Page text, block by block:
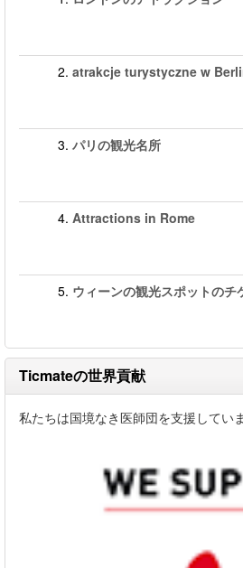
2. atrakcje turystyczne w
3. パリの観光名所
4. Attractions in Rome
5. ウィーンの観光スポットのチ
Ticmateの世界貢献
私たちは国境なき医師団を支援してい